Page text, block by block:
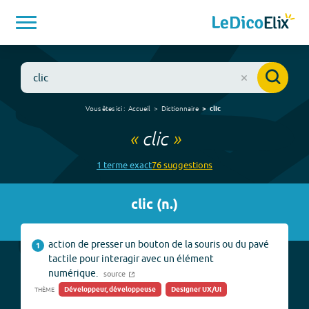
Vous êtes ici : Accueil Dictionnaire clic
« clic»
1 termeexact76suggestions
clic (n.)
1
action de presser un bouton de la souris ou du pavé
tactile pour interagir avec un élément
numérique.
source
THÈME Développeur, développeuse Designer UX/UI